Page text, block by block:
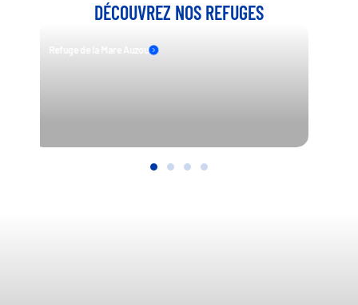
DÉCOUVREZ NOS REFUGES
Refuge de la Mare Auzou